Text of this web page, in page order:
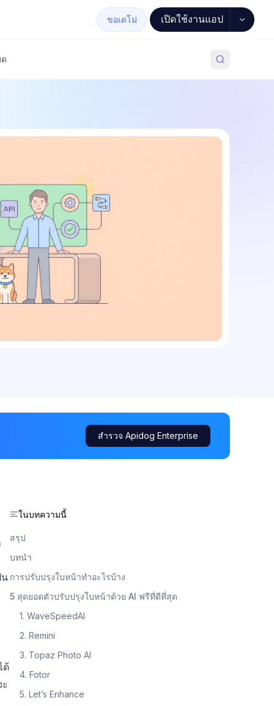
ขอเดโม่ เปิดใช้งานแอป
สำรวจ Apidog Enterprise
น
ด้
ในบทความนี้
สรุป
บทนำ
การปรับปรุงใบหน้าทำอะไรบ้าง
5 สุดยอดตัวปรับปรุงใบหน้าด้วย AI ฟรีที่ดีที่สุด
1. WaveSpeedAI
2. Remini
3. Topaz Photo AI
4. Fotor
5. Let’s Enhance